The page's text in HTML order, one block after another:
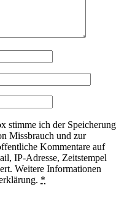
stimme ich der Speicherung
Missbrauch und zur
Kommentare auf
IP-Adresse, Zeitstempel
Weitere Informationen
*